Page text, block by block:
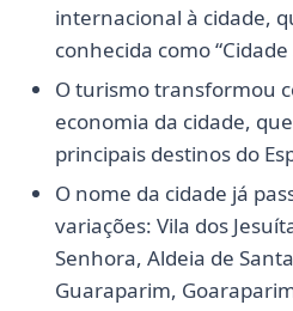
internacional à cidade,
conhecida como “Cidade
O turismo transformou
economia da cidade,
principais destinos do
O nome da cidade já
variações: Vila dos
Senhora, Aldeia de
Guaraparim,